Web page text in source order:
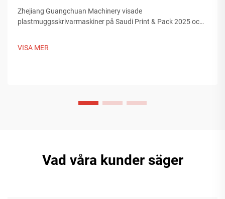
Zhejiang Guangchuan Machinery visade
plastmuggsskrivarmaskiner på Saudi Print & Pack 2025 och
VISA MER
Vad våra kunder säger